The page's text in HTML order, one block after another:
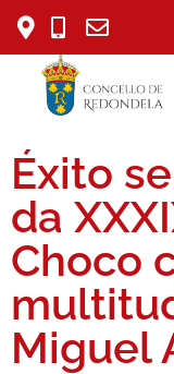
Éxito
da
Choco
Miguel